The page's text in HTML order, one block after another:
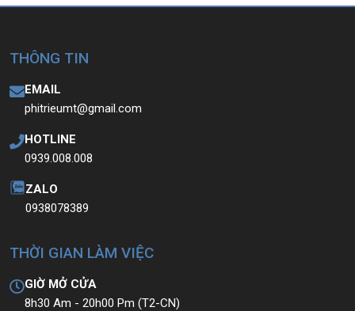
THÔNG TIN
EMAIL
phitrieumt@gmail.com
HOTLINE
0939.008.008
ZALO
0938078389
THỜI GIAN LÀM VIỆC
GIỜ MỞ CỬA
8h30 Am - 20h00 Pm (T2-CN)